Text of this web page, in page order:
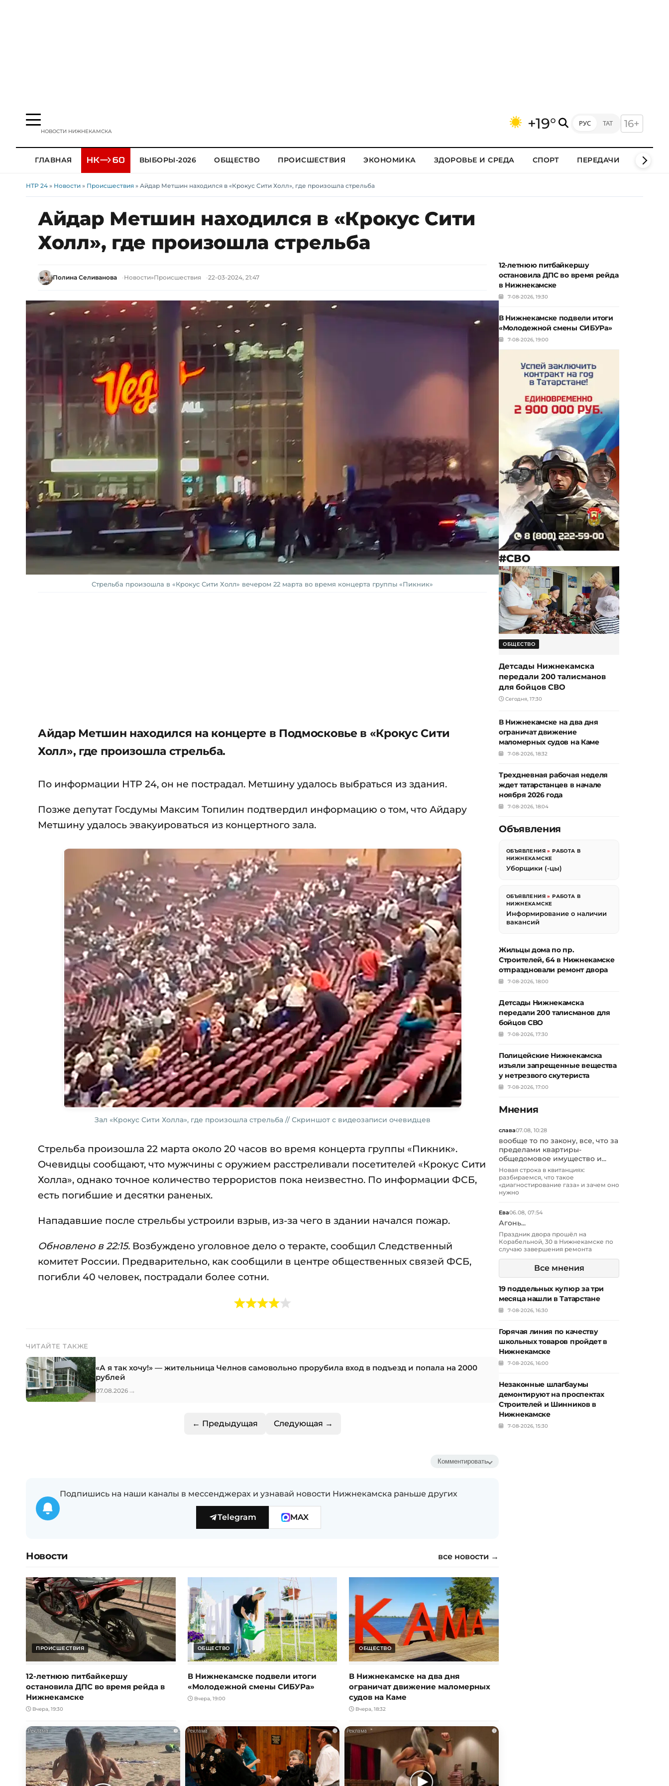
НОВОСТИ НИЖНЕКАМСКА +19° РУС ТАТ 16+
ГЛАВНАЯ ВЫБОРЫ-2026 ОБЩЕСТВО ПРОИСШЕСТВИЯ ЭКОНОМИКА ЗДОРОВЬЕ И СРЕДА СПОРТ ПЕРЕДАЧИ КЛИПЫ
НТР 24 » Новости » Происшествия » Айдар Метшин находился в «Крокус Сити Холл», где произошла стрельба
Айдар Метшин находился в «Крокус Сити
Холл», где произошла стрельба
Полина Селиванова Новости»Происшествия 22-03-2024, 21:47
Стрельба произошла в «Крокус Сити Холл» вечером 22 марта во время концерта группы «Пикник»
Айдар Метшин находился на концерте в Подмосковье в «Крокус Сити
Холл», где произошла стрельба.
По информации НТР 24, он не пострадал. Метшину удалось выбраться из здания.
Позже депутат Госдумы Максим Топилин подтвердил информацию о том, что Айдару
Метшину удалось эвакуироваться из концертного зала.
Зал «Крокус Сити Холла», где произошла стрельба // Скриншот с видеозаписи очевидцев
Стрельба произошла 22 марта около 20 часов во время концерта группы «Пикник».
Очевидцы сообщают, что мужчины с оружием расстреливали посетителей «Крокус Сити
Холла», однако точное количество террористов пока неизвестно. По информации ФСБ,
есть погибшие и десятки раненых.
Нападавшие после стрельбы устроили взрыв, из-за чего в здании начался пожар.
Обновлено в 22:15. Возбуждено уголовное дело о теракте, сообщил Следственный
комитет России. Предварительно, как сообщили в центре общественных связей ФСБ,
погибли 40 человек, пострадали более сотни.
ЧИТАЙТЕ ТАКЖЕ
«А я так хочу!» — жительница Челнов самовольно прорубила вход в подъезд и попала на 2000
рублей
07.08.2026 →
← Предыдущая Следующая →
Комментировать
Подпишись на наши каналы в мессенджерах и узнавай новости Нижнекамска раньше других
Telegram MAX
Новости все новости →
ПРОИСШЕСТВИЯ
12-летнюю питбайкершу
остановила ДПС во время рейда в
Нижнекамске
Вчера, 19:30
ОБЩЕСТВО
В Нижнекамске подвели итоги
«Молодежной смены СИБУРа»
Вчера, 19:00
ОБЩЕСТВО
В Нижнекамске на два дня
ограничат движение маломерных
судов на Каме
Вчера, 18:32
i i i
12-летнюю питбайкершу
остановила ДПС во время рейда
в Нижнекамске
7-08-2026, 19:30
В Нижнекамске подвели итоги
«Молодежной смены СИБУРа»
7-08-2026, 19:00
#СВО
ОБЩЕСТВО
Детсады Нижнекамска
передали 200 талисманов
для бойцов СВО
Сегодня, 17:30
В Нижнекамске на два дня
ограничат движение
маломерных судов на Каме
7-08-2026, 18:32
Трехдневная рабочая неделя
ждет татарстанцев в начале
ноября 2026 года
7-08-2026, 18:04
Объявления
ОБЪЯВЛЕНИЯ »РАБОТА В
НИЖНЕКАМСКЕ
Уборщики (-цы)
ОБЪЯВЛЕНИЯ »РАБОТА В
НИЖНЕКАМСКЕ
Информирование о наличии
вакансий
Жильцы дома по пр.
Строителей, 64 в Нижнекамске
отпраздновали ремонт двора
7-08-2026, 18:00
Детсады Нижнекамска
передали 200 талисманов для
бойцов СВО
7-08-2026, 17:30
Полицейские Нижнекамска
изъяли запрещенные вещества
у нетрезвого скутериста
7-08-2026, 17:00
Мнения
слава07.08, 10:28
вообще то по закону, все, что за
пределами квартиры-
общедомовое имущество и...
Новая строка в квитанциях:
разбираемся, что такое
«диагностирование газа» и зачем оно
нужно
Ева06.08, 07:54
Агонь...
Праздник двора прошёл на
Корабельной, 30 в Нижнекамске по
случаю завершения ремонта
Все мнения
19 поддельных купюр за три
месяца нашли в Татарстане
7-08-2026, 16:30
Горячая линия по качеству
школьных товаров пройдет в
Нижнекамске
7-08-2026, 16:00
Незаконные шлагбаумы
демонтируют на проспектах
Строителей и Шинников в
Нижнекамске
7-08-2026, 15:30